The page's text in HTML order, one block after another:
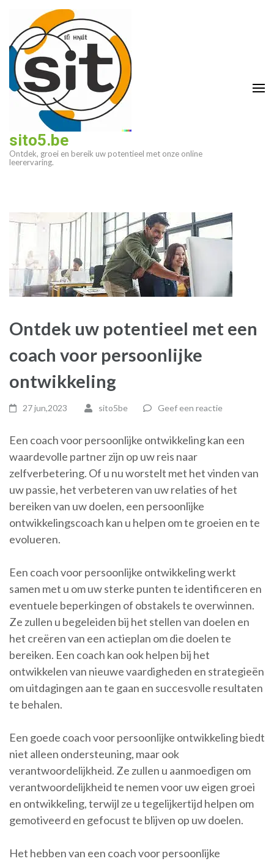
inhoud
(druk
enter)
sito5.be
Ontdek, groei en bereik uw potentieel met onze online
leerervaring.
Ontdek uw potentieel met een
coach voor persoonlijke
ontwikkeling
27 jun,2023 sito5be Geef een reactie
Een coach voor persoonlijke ontwikkeling kan een
waardevolle partner zijn op uw reis naar
zelfverbetering. Of u nu worstelt met het vinden van
uw passie, het verbeteren van uw relaties of het
bereiken van uw doelen, een persoonlijke
ontwikkelingscoach kan u helpen om te groeien en te
evolueren.
Een coach voor persoonlijke ontwikkeling werkt
samen met u om uw sterke punten te identificeren en
eventuele beperkingen of obstakels te overwinnen.
Ze zullen u begeleiden bij het stellen van doelen en
het creëren van een actieplan om die doelen te
bereiken. Een coach kan ook helpen bij het
ontwikkelen van nieuwe vaardigheden en strategieën
om uitdagingen aan te gaan en succesvolle resultaten
te behalen.
Een goede coach voor persoonlijke ontwikkeling biedt
niet alleen ondersteuning, maar ook
verantwoordelijkheid. Ze zullen u aanmoedigen om
verantwoordelijkheid te nemen voor uw eigen groei
en ontwikkeling, terwijl ze u tegelijkertijd helpen om
gemotiveerd en gefocust te blijven op uw doelen.
Het hebben van een coach voor persoonlijke